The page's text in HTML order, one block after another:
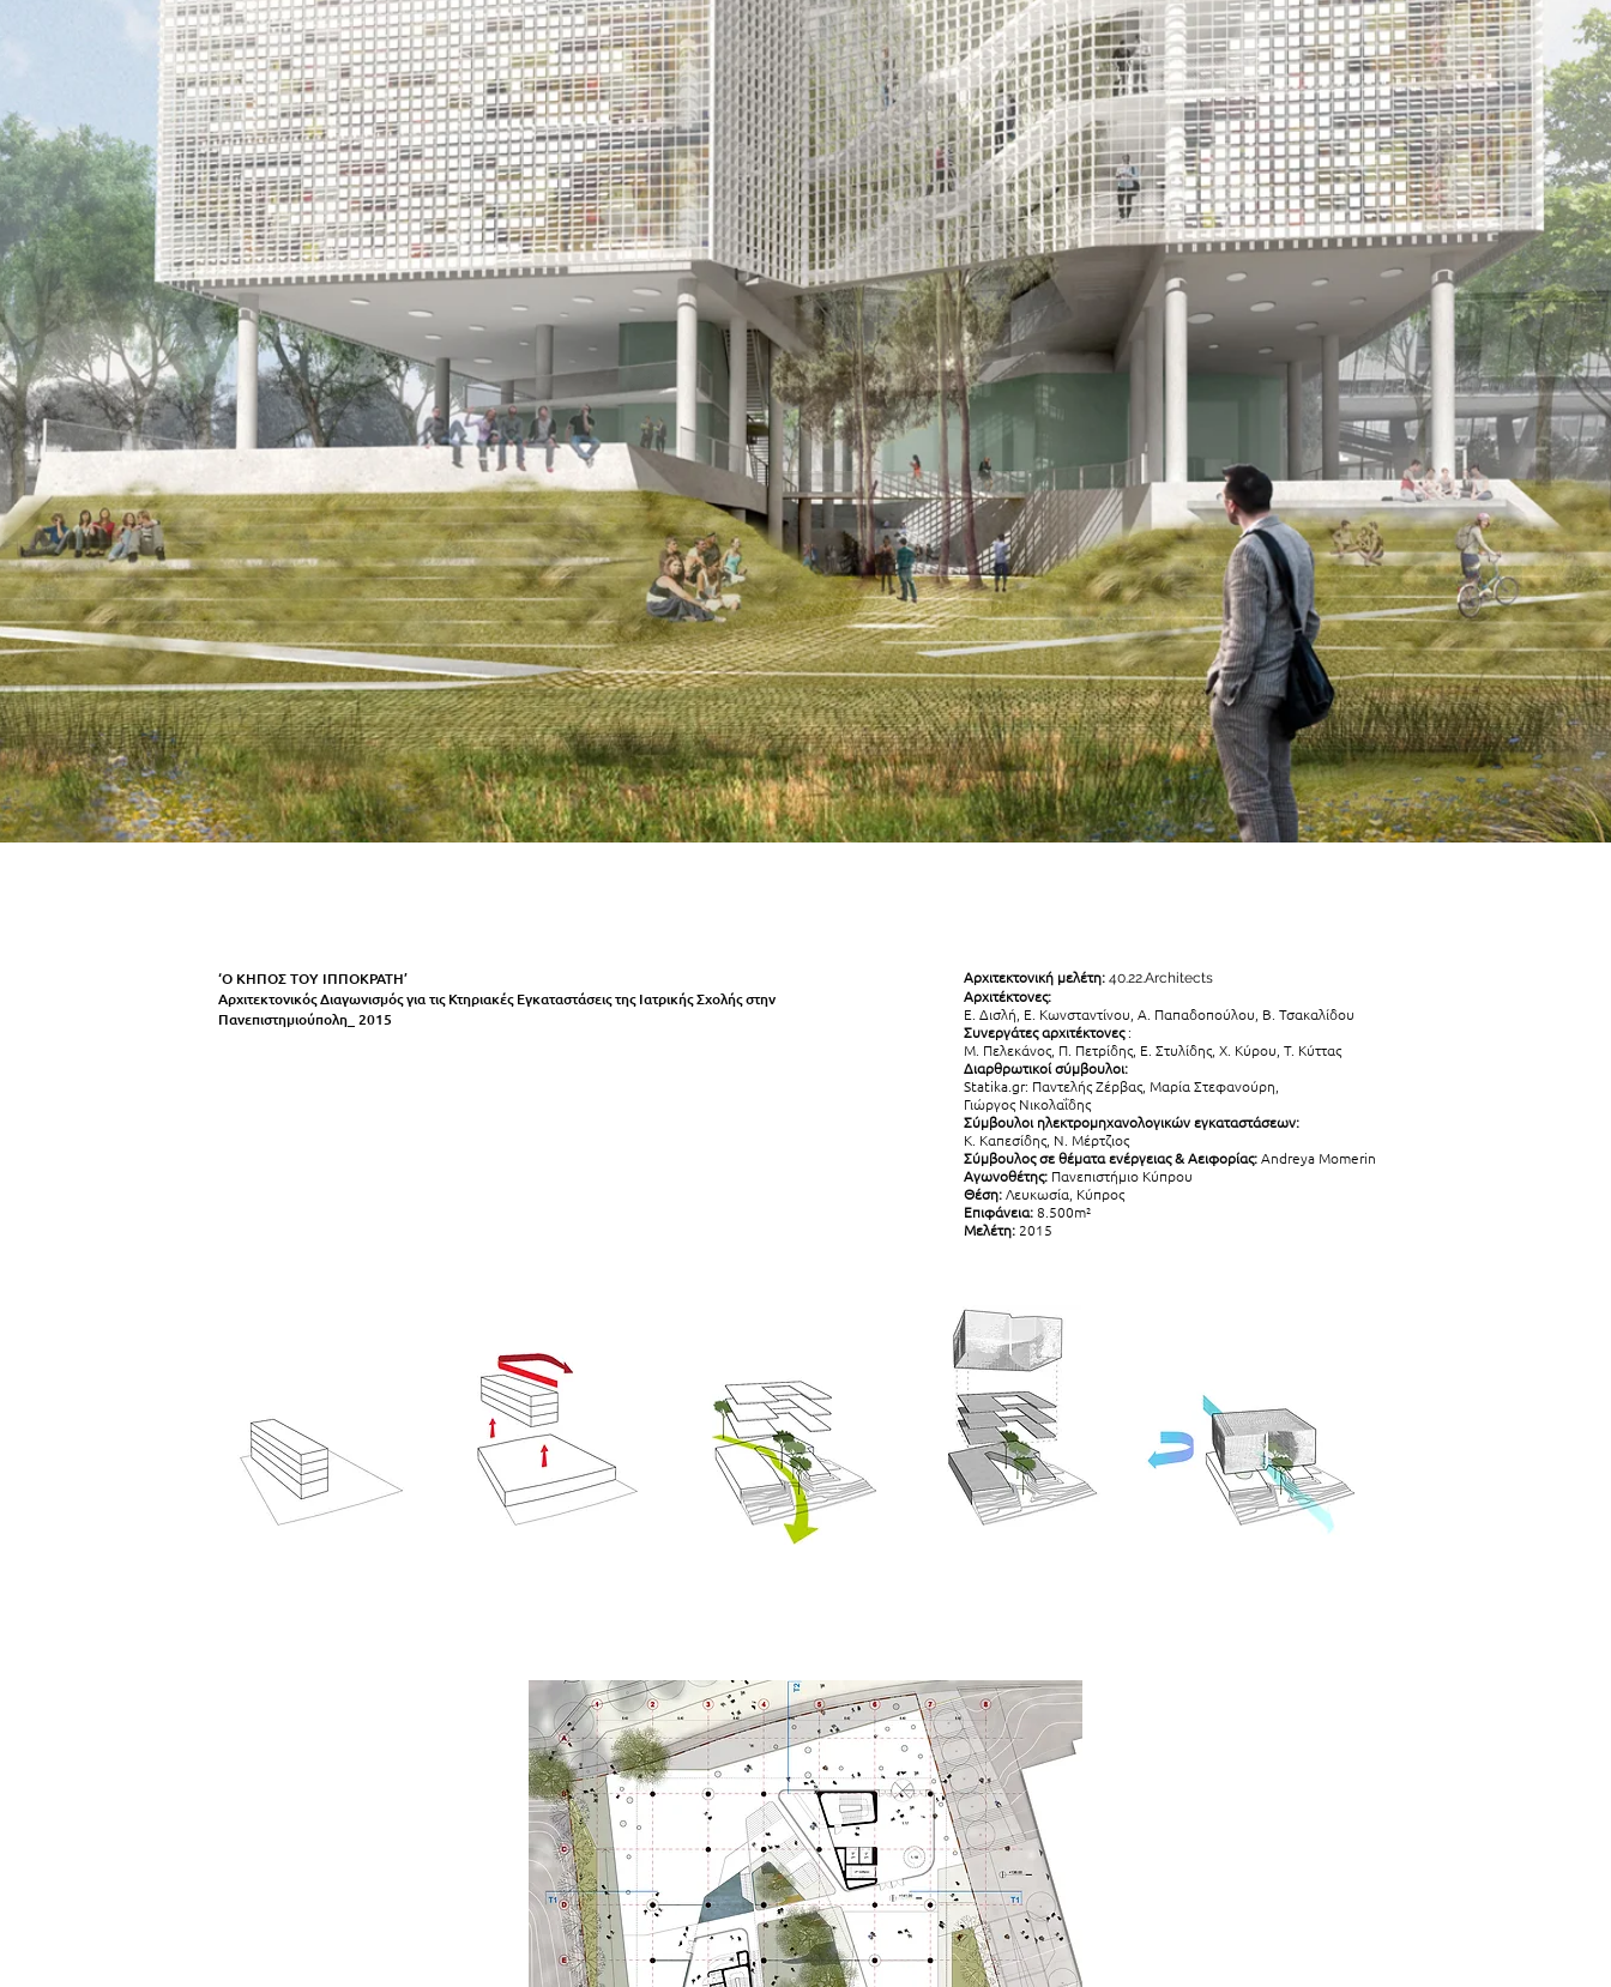
Αρχιτεκτονική μελέτη: 40.22.Architects
Αρχιτέκτονες:
Ε. Δισλή, Ε. Κωνσταντίνου, Α. Παπαδοπούλου, Β. Τσακαλίδου
Συνεργάτες αρχιτέκτονες:
Μ. Πελεκάνος, Π. Πετρίδης, Ε. Στυλίδης, Χ. Κύρου, Τ. Κύττας
Διαρθρωτικοί σύμβουλοι:
Statika.gr: Παντελής Ζέρβας, Μαρία Στεφανούρη,
Γιώργος Νικολαΐδης
Σύμβουλοι ηλεκτρομηχανολογικών εγκαταστάσεων:
Κ. Καπεσίδης, Ν. Μέρτζιος
Σύμβουλος σε θέματα ενέργειας & Αειφορίας:Andreya Momerin
Αγωνοθέτης: Πανεπιστήμιο Κύπρου
Θέση:Λευκωσία, Κύπρος
Επιφάνεια:8.500m²
Μελέτη: 2015
‘Ο ΚΗΠΟΣ ΤΟΥ ΙΠΠΟΚΡΑΤΗ’
Αρχιτεκτονικός Διαγωνισμός για τις Κτηριακές Εγκαταστάσεις της Ιατρικής Σχολής στην
Πανεπιστημιούπολη_ 2015